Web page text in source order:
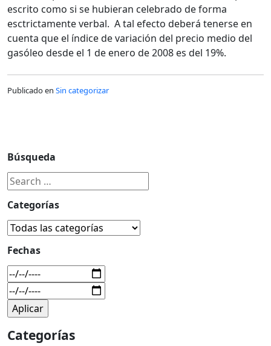
escrito como si se hubieran celebrado de forma
esctrictamente verbal. A tal efecto deberá tenerse en
cuenta que el índice de variación del precio medio del
gasóleo desde el 1 de enero de 2008 es del 19%.
Publicado en Sin categorizar
Búsqueda
Categorías
Fechas
Categorías